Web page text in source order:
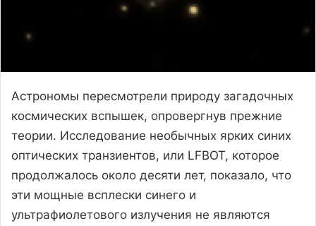
Астрономы пересмотрели природу загадочных
космических вспышек, опровергнув прежние
теории. Исследование необычных ярких синих
оптических транзиентов, или LFBOT, которое
продолжалось около десяти лет, показало, что
эти мощные всплески синего и
ультрафиолетового излучения не являются